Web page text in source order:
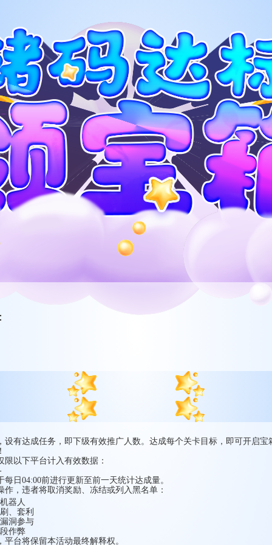
设有达成任务，即下级有效推广人数。达成每个关卡目标，即可开启宝
以下平台计入有效数据：
日04:00前进行更新至前一天统计达成量。
作，违者将取消奖励、冻结或列入黑名单：
器人
、套利
洞参与
作弊
台将保留本活动最终解释权。